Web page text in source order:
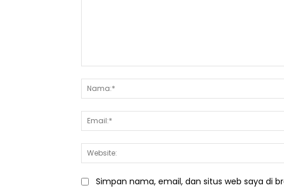
Simpan nama, email, dan situs web saya di